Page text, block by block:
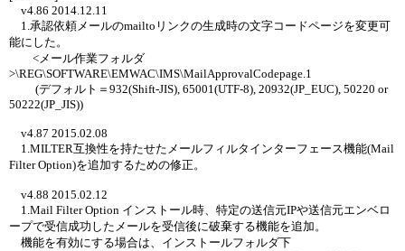
v4.86 2014.12.11
1.承認依頼メールのmailtoリンクの生成時の文字コードページを変更可
能にした。
<メール作業フォルダ
>\REG\SOFTWARE\EMWAC\IMS\MailApprovalCodepage.1
(デフォルト＝932(Shift-JIS), 65001(UTF-8), 20932(JP_EUC), 50220 or
50222(JP_JIS))
v4.87 2015.02.08
1.MILTER互換性を持たせたメールフィルタインターフェース機能(Mail
Filter Option)を追加するための修正。
v4.88 2015.02.12
1.Mail Filter Option インストール時、特定の送信元IPや送信元エンベロ
ープで受信成功したメールを受信後に破棄する機能を追加。
機能を有効にする場合は、インストールフォルダ下